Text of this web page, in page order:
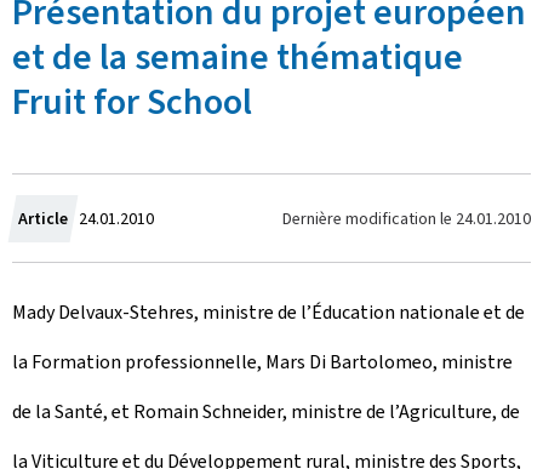
Présentation du projet européen
et de la semaine thématique
Fruit for School
Article C
r
é
e
l
24.01.2010 Dernière modification le 24.01.2010
Mady Delvaux-Stehres, ministre de l’Éducation nationale et de
la Formation professionnelle, Mars Di Bartolomeo, ministre
de la Santé, et Romain Schneider, ministre de l’Agriculture, de
la Viticulture et du Développement rural, ministre des Sports,